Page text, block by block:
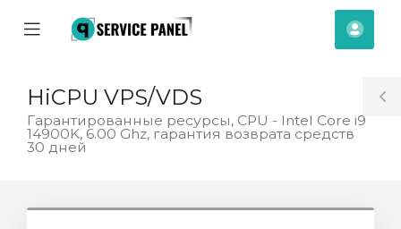
Mobile
HiCPU VPS/VDS
Гарантированные ресурсы, CPU - Intel Core i9
14900K, 6.00 Ghz, гарантия возврата средств
30 дней